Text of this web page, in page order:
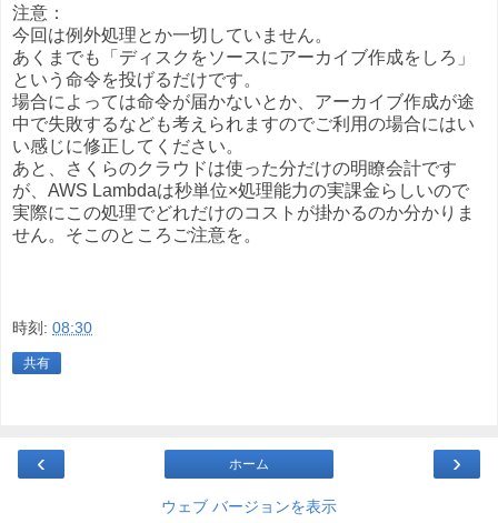
注意：
今回は例外処理とか一切していません。
あくまでも「ディスクをソースにアーカイブ作成をしろ」
という命令を投げるだけです。
場合によっては命令が届かないとか、アーカイブ作成が途
中で失敗するなども考えられますのでご利用の場合にはい
い感じに修正してください。
あと、さくらのクラウドは使った分だけの明瞭会計です
が、AWS Lambdaは秒単位×処理能力の実課金らしいので
実際にこの処理でどれだけのコストが掛かるのか分かりま
せん。そこのところご注意を。
時刻: 08:30
共有
‹ ›
ホーム
ウェブ バージョンを表示